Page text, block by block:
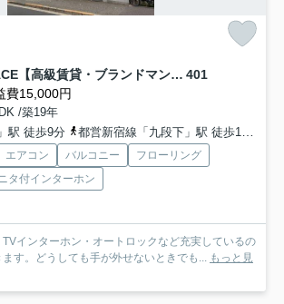
HAMILTON PLACE【高級賃貸・ブランドマンション】 401
費15,000円
/築19年
駅 徒歩9分
都営新宿線「九段下」駅 徒歩10分
エアコン バルコニー
フローリング
タ付インターホン
インターホン・オートロックなど充実しているの
す。どうしても手が外せないときでも... もっと見